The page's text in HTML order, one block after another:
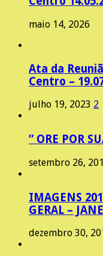
maio 14, 2026
Ata da
Centro –
julho 19, 2023 2
” ORE POR
setembro 26,
IMAGENS
GERAL –
dezembro 30,